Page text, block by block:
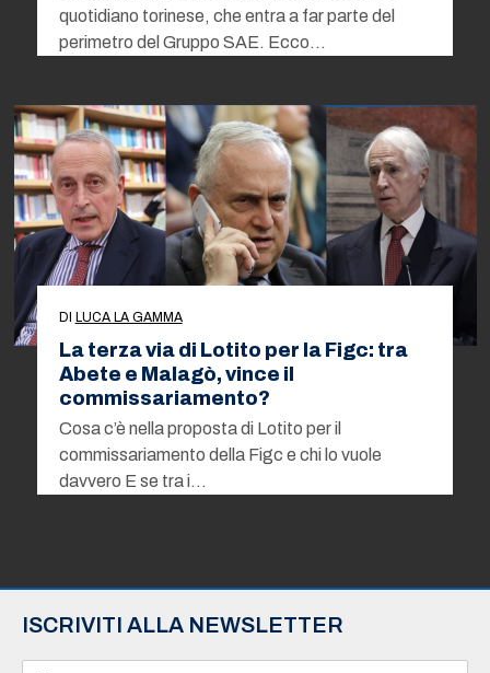
quotidiano torinese, che entra a far parte del
perimetro del Gruppo SAE. Ecco…
DI LUCA LA GAMMA
La terza via di Lotito per la Figc: tra
Abete e Malagò, vince il
commissariamento?
Cosa c’è nella proposta di Lotito per il
commissariamento della Figc e chi lo vuole
davvero E se tra i…
ISCRIVITI ALLA NEWSLETTER